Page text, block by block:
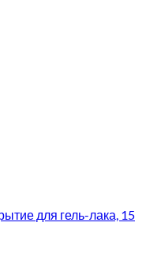
для гель-лака, 15